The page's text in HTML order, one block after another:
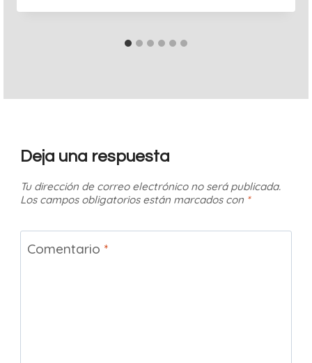
Deja una respuesta
Tu dirección de correo electrónico no será publicada.
Los campos obligatorios están marcados con *
Comentario *